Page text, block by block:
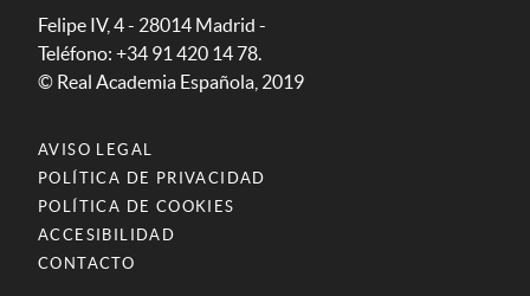
Felipe IV, 4 - 28014 Madrid -
Teléfono: +34 91 420 14 78.
© Real Academia Española, 2019
AVISO LEGAL
POLÍTICA DE PRIVACIDAD
POLÍTICA DE COOKIES
ACCESIBILIDAD
CONTACTO